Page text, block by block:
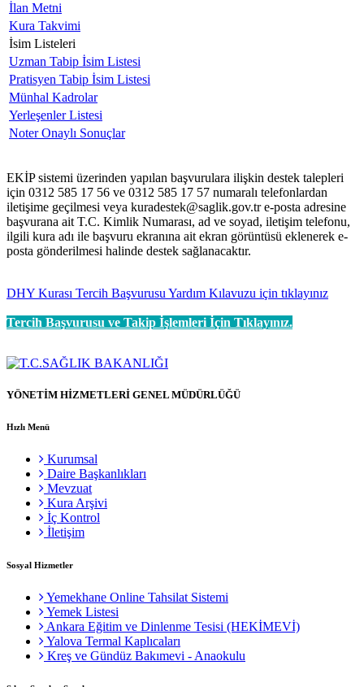
İlan Metni
Kura Takvimi
İsim Listeleri
Uzman Tabip İsim Listesi
Pratisyen Tabip İsim Listesi
Münhal Kadrolar
Yerleşenler Listesi
Noter Onaylı Sonuçlar
EKİP sistemi üzerinden yapılan başvurulara ilişkin destek talepleri
için 0312 585 17 56 ve 0312 585 17 57 numaralı telefonlardan
iletişime geçilmesi veya kuradestek@saglik.gov.tr e-posta adresine
başvurana ait T.C. Kimlik Numarası, ad ve soyad, iletişim telefonu,
ilgili kura adı ile başvuru ekranına ait ekran görüntüsü eklenerek e-
posta gönderilmesi halinde destek sağlanacaktır.
DHY Kurası Tercih Başvurusu Yardım Kılavuzu için tıklayınız
Tercih Başvurusu ve Takip İşlemleri İçin Tıklayınız.
YÖNETİM HİZMETLERİ GENEL MÜDÜRLÜĞÜ
Hızlı Menü
Kurumsal
Daire Başkanlıkları
Mevzuat
Kura Arşivi
İç Kontrol
İletişim
Sosyal Hizmetler
Yemekhane Online Tahsilat Sistemi
Yemek Listesi
Ankara Eğitim ve Dinlenme Tesisi (HEKİMEVİ)
Yalova Termal Kaplıcaları
Kreş ve Gündüz Bakımevi - Anaokulu